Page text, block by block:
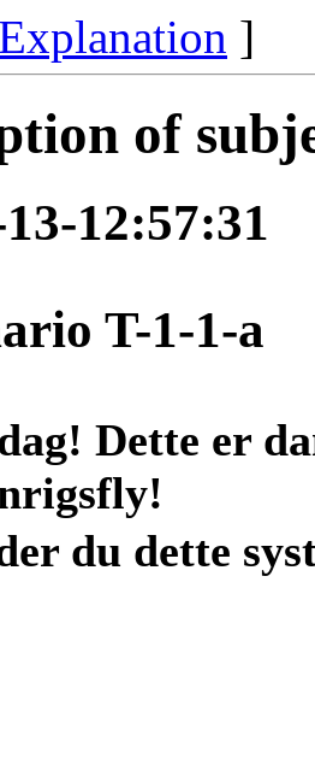
Explanation ]
of
12:57:31
T-1-1-a
Dette er
du dette